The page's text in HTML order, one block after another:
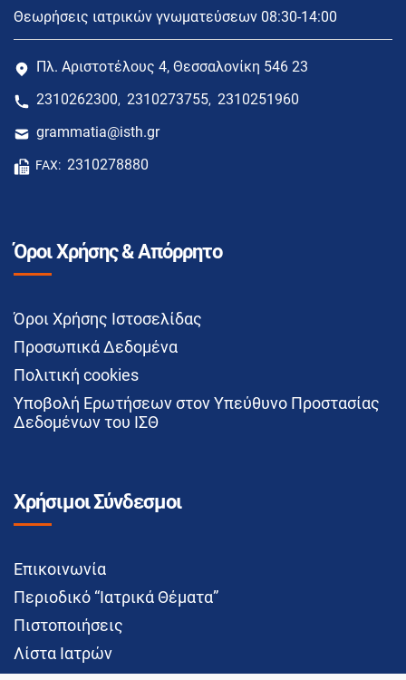
Θεωρήσεις ιατρικών γνωματεύσεων 08:30-14:00
Πλ. Αριστοτέλους 4, Θεσσαλονίκη 546 23
2310262300, 2310273755, 2310251960
grammatia@isth.gr
FAX: 2310278880
Όροι Χρήσης & Απόρρητο
Όροι Χρήσης Ιστοσελίδας
Προσωπικά Δεδομένα
Πολιτική cookies
Υποβολή Ερωτήσεων στον Υπεύθυνο Προστασίας
Δεδομένων του ΙΣΘ
Χρήσιμοι Σύνδεσμοι
Επικοινωνία
Περιοδικό “Ιατρικά Θέματα”
Πιστοποιήσεις
Λίστα Ιατρών